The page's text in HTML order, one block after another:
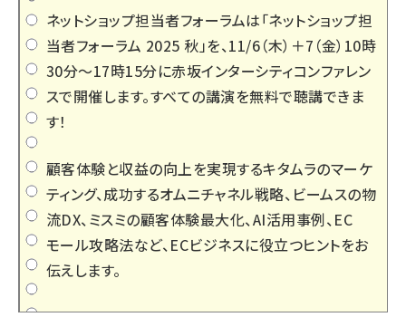
ネットショップ担当者フォーラムは「ネットショップ担
当者フォーラム 2025 秋」を、11/6（木）＋7（金）10時
30分～17時15分に赤坂インターシティコンファレン
スで開催します。すべての講演を無料で聴講できま
す！
顧客体験と収益の向上を実現するキタムラのマーケ
ティング、成功するオムニチャネル戦略、ビームスの物
流DX、ミスミの顧客体験最大化、AI活用事例、EC
モール攻略法など、ECビジネスに役立つヒントをお
伝えします。